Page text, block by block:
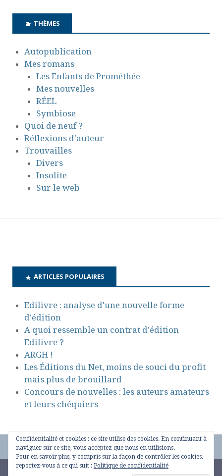
THÈMES
Autopublication
Mes romans
Les Enfants de Prométhée
Mes nouvelles
RÉEL
Symbiose
Quoi de neuf ?
Réflexions d'auteur
Trouvailles
Divers
Insolite
Sur le web
ARTICLES POPULAIRES
Edilivre : analyse d'une nouvelle forme
d'édition
A quoi ressemble un contrat d'édition
Edilivre ?
ARGH !
Les Éditions du Net, moins de souci du profit
mais plus de brouillard
Concours de nouvelles : les auteurs amateurs
et leurs chéquiers
Confidentialité et cookies : ce site utilise des cookies. En continuant à
naviguer sur ce site, vous acceptez que nous en utilisions.
Pour en savoir plus, y compris sur la façon de contrôler les cookies,
reportez-vous à ce qui suit : Politique de confidentialité